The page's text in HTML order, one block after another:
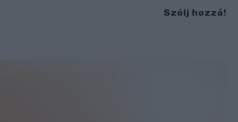
Szólj hozzá!